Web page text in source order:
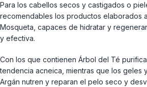
Para los cabellos secos y castigados o
recomendables los productos elaborados
Mosqueta, capaces de hidratar y
y efectiva.
Con los que contienen Árbol del Té
tendencia acneica, mientras que los geles
Argán nutren y reparan el pelo seco y